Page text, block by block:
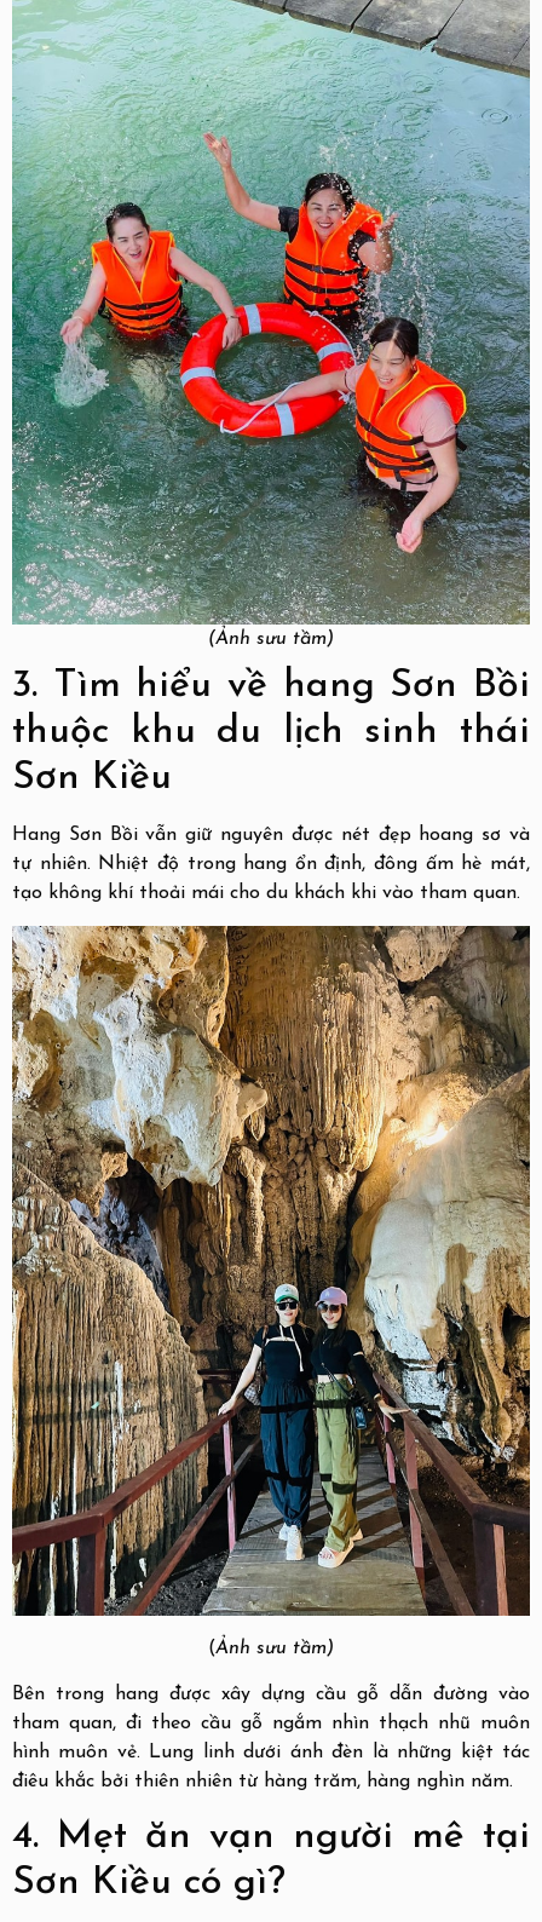
(Ảnh sưu tầm)
3. Tìm hiểu về hang Sơn Bồi
thuộc khu du lịch sinh thái
Sơn Kiều
Hang Sơn Bồi vẫn giữ nguyên được nét đẹp hoang sơ và
tự nhiên. Nhiệt độ trong hang ổn định, đông ấm hè mát,
tạo không khí thoải mái cho du khách khi vào tham quan.
(Ảnh sưu tầm)
Bên trong hang được xây dựng cầu gỗ dẫn đường vào
tham quan, đi theo cầu gỗ ngắm nhìn thạch nhũ muôn
hình muôn vẻ. Lung linh dưới ánh đèn là những kiệt tác
điêu khắc bởi thiên nhiên từ hàng trăm, hàng nghìn năm.
4. Mẹt ăn vạn người mê tại
Sơn Kiều có gì?